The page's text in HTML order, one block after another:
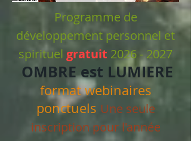
Programme de
développement personnel et
spirituel gratuit 2026 - 2027
OMBRE est LUMIERE
format webinaires
ponctuels Une seule
inscription pour l'année